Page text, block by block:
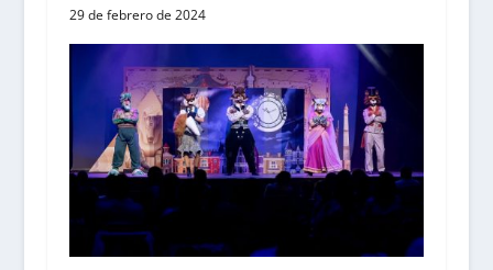
29 de febrero de 2024